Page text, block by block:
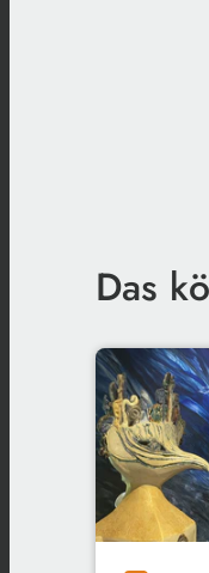
Das